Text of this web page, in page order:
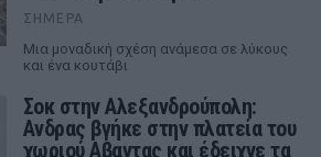
ΣΉΜΕΡΑ
Μια μοναδική σχέση ανάμεσα σε λύκους
και ένα κουτάβι
Σοκ στην Αλεξανδρούπολη:
Ανδρας βγήκε στην πλατεία του
χωριού Αβαντας και έδειχνε τα